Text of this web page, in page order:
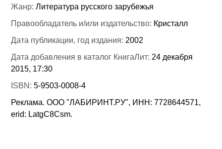
Жанр:Литература русского зарубежья
Правообладатель и/или издательство: Кристалл
Дата публикации, год издания: 2002
Дата добавления в каталог КнигаЛит: 24 декабря
2015, 17:30
ISBN:5-9503-0008-4
Реклама. ООО "ЛАБИРИНТ.РУ", ИНН: 7728644571,
erid: LatgC8Csm.